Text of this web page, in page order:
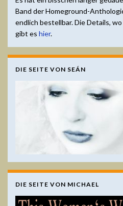
Band der Homeground-
endlich bestellbar. Die Details,
gibt es hier.
DIE SEITE VON SEÁN
DIE SEITE VON MICHAEL